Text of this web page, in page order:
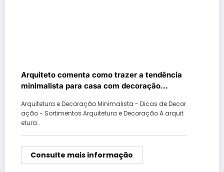
Arquiteto comenta como trazer a tendência
minimalista para casa com decoração
​Arquitetura e Decoração Minimalista - Dicas de Decor
ação - Sortimentos Arquitetura e Decoração A arquit
etura…
Consulte mais informação